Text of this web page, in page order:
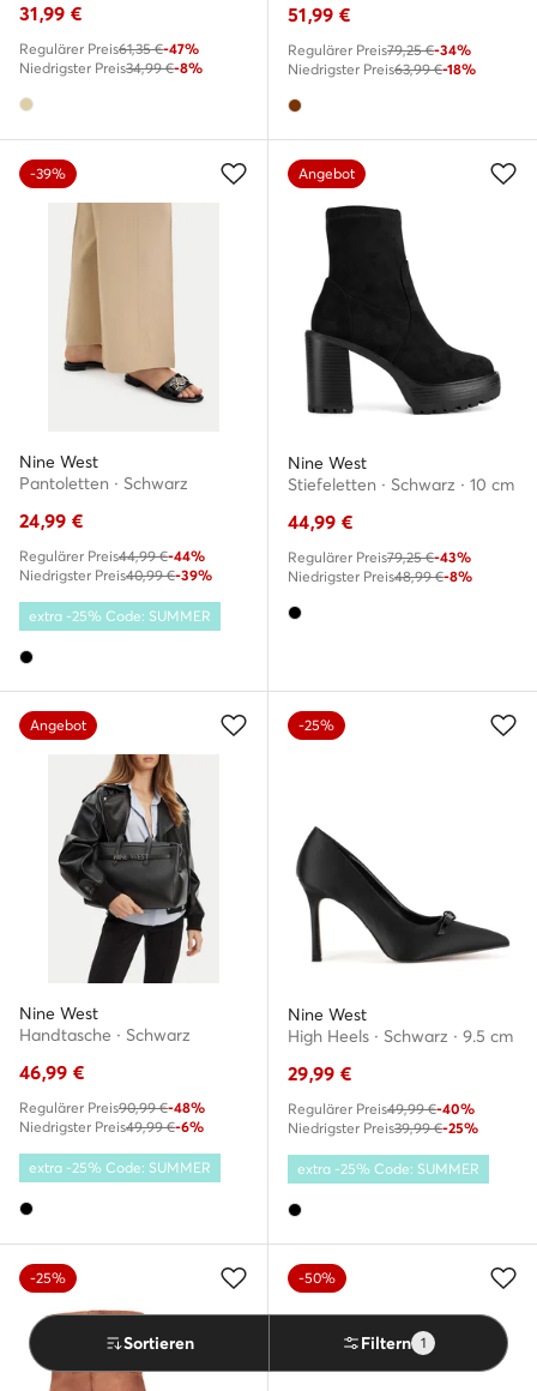
Sortieren Filtern 1
31,99 €
Regulärer Preis61,35 €-47%
Niedrigster Preis34,99 €-8%
51,99 €
Regulärer Preis79,25 €-34%
Niedrigster Preis63,99 €-18%
-39%
Nine West
Pantoletten · Schwarz
24,99 €
Regulärer Preis44,99 €-44%
Niedrigster Preis40,99 €-39%
extra -25% Code: SUMMER
Angebot
Nine West
Stiefeletten · Schwarz · 10 cm
44,99 €
Regulärer Preis79,25 €-43%
Niedrigster Preis48,99 €-8%
Angebot
Nine West
Handtasche · Schwarz
46,99 €
Regulärer Preis90,99 €-48%
Niedrigster Preis49,99 €-6%
extra -25% Code: SUMMER
-25%
Nine West
High Heels · Schwarz · 9.5 cm
29,99 €
Regulärer Preis49,99 €-40%
Niedrigster Preis39,99 €-25%
extra -25% Code: SUMMER
-25% -50%